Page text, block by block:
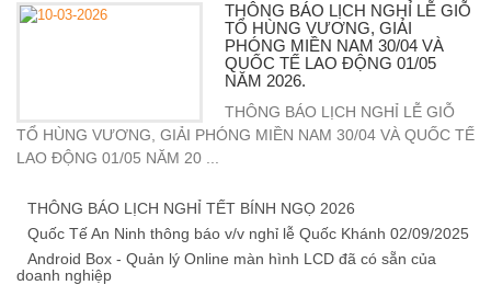
THÔNG BÁO LỊCH NGHỈ LỄ GIỖ
TỔ HÙNG VƯƠNG, GIẢI
PHÓNG MIỀN NAM 30/04 VÀ
QUỐC TẾ LAO ĐỘNG 01/05
NĂM 2026.
THÔNG BÁO LỊCH NGHỈ LỄ GIỖ
TỔ HÙNG VƯƠNG, GIẢI PHÓNG MIỀN NAM 30/04 VÀ QUỐC TẾ
LAO ĐỘNG 01/05 NĂM 20 ...
THÔNG BÁO LỊCH NGHỈ TẾT BÍNH NGỌ 2026
Quốc Tế An Ninh thông báo v/v nghỉ lễ Quốc Khánh 02/09/2025
Android Box - Quản lý Online màn hình LCD đã có sẵn của
doanh nghiệp